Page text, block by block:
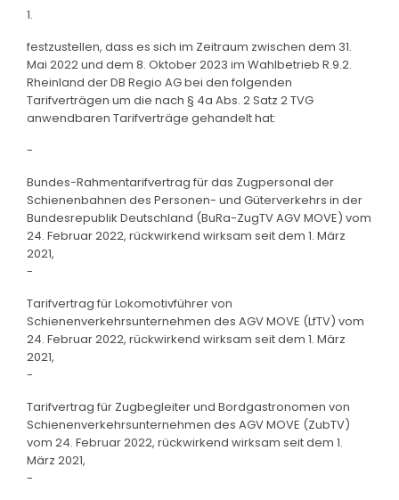
1.
festzustellen, dass es sich im Zeitraum zwischen dem 31.
Mai 2022 und dem 8. Oktober 2023 im Wahlbetrieb R.9.2.
Rheinland der DB Regio AG bei den folgenden
Tarifverträgen um die nach § 4a Abs. 2 Satz 2 TVG
anwendbaren Tarifverträge gehandelt hat:
-
Bundes-Rahmentarifvertrag für das Zugpersonal der
Schienenbahnen des Personen- und Güterverkehrs in der
Bundesrepublik Deutschland (BuRa-ZugTV AGV MOVE) vom
24. Februar 2022, rückwirkend wirksam seit dem 1. März
2021,
-
Tarifvertrag für Lokomotivführer von
Schienenverkehrsunternehmen des AGV MOVE (LfTV) vom
24. Februar 2022, rückwirkend wirksam seit dem 1. März
2021,
-
Tarifvertrag für Zugbegleiter und Bordgastronomen von
Schienenverkehrsunternehmen des AGV MOVE (ZubTV)
vom 24. Februar 2022, rückwirkend wirksam seit dem 1.
März 2021,
-